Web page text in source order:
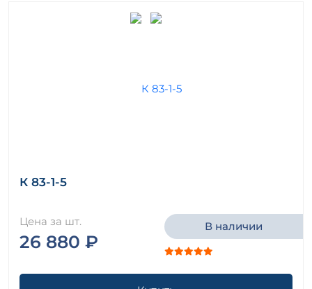
К 83-1-5
Цена за шт.
26 880 ₽
В наличии